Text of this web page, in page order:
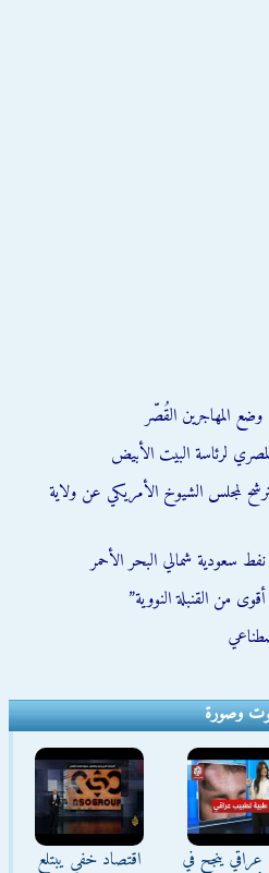
المهاجرين القُصّر
لرئاسة البيت الأبيض
لمجلس الشيوخ الأمريكي عن ولاية
سعودية شمالي البحر الأحمر
من القنبلة النووية”
وصورة
ينجح في
اقتصاد خفي يبتلع